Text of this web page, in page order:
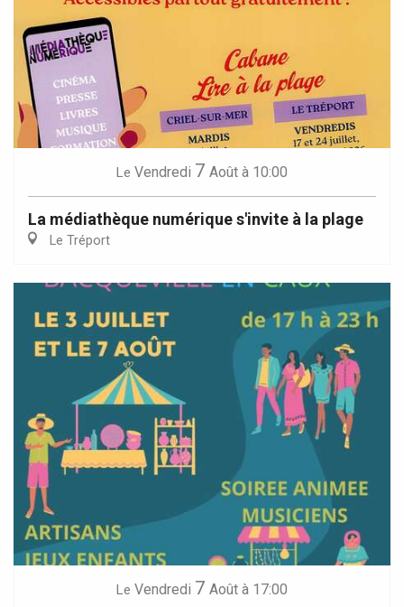
Le Vendredi 7 Août à 10:00
La médiathèque numérique s'invite à la plage
Le Tréport
Le Vendredi 7 Août à 17:00